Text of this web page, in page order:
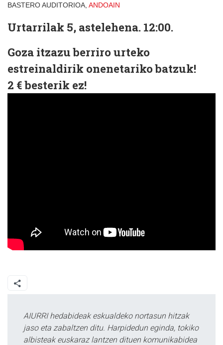
BASTERO AUDITORIOA, ANDOAIN
Urtarrilak 5, astelehena. 12:00.
Goza itzazu berriro urteko
estreinaldirik onenetariko batzuk!
2 €besterik ez!
AIURRI hedabideak eskualdeko nortasun hitzak
jaso eta zabaltzen ditu. Harpidedun eginda, tokiko
albisteak euskaraz lantzen dituen komunikabidea